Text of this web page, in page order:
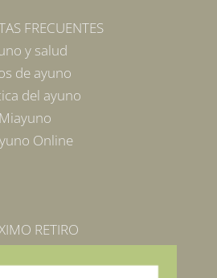
FRECUENTES
y salud
de ayuno
del ayuno
Miayuno
Online
RETIRO